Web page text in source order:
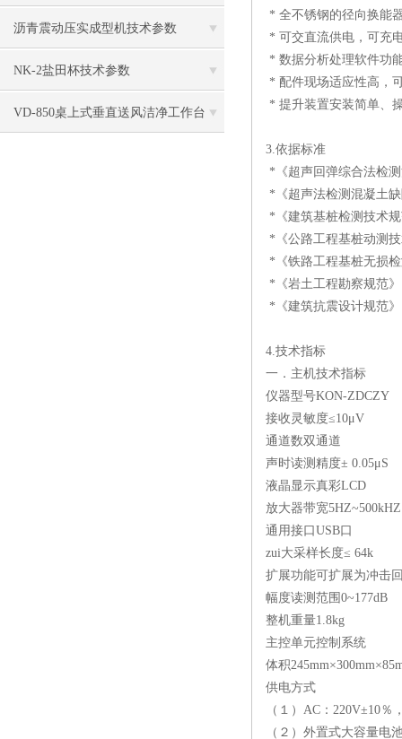
沥青震动压实成型机技术参数
NK-2盐田杯技术参数
VD-850桌上式垂直送风洁净工作台
* 全不锈钢的径向换能
* 可交直流供电，可充
* 数据分析处理软件功
* 配件现场适应性高，
* 提升装置安装简单、
3.依据标准
*《超声回弹综合法检
*《超声法检测混凝土
*《建筑基桩检测技术
*《公路工程基桩动测
*《铁路工程基桩无损
*《岩土工程勘察规范
*《建筑抗震设计规范》
4.技术指标
一．主机技术指标
仪器型号KON-ZDCZY
接收灵敏度≤10μV
通道数双通道
声时读测精度± 0.05μS
液晶显示真彩LCD
放大器带宽5HZ~500kHZ
通用接口USB口
zui大采样长度≤ 64k
扩展功能可扩展为冲击
幅度读测范围0~177dB
整机重量1.8kg
主控单元控制系统
体积
供电方式
（１）AC：220V±10
（２）外置式大容量电